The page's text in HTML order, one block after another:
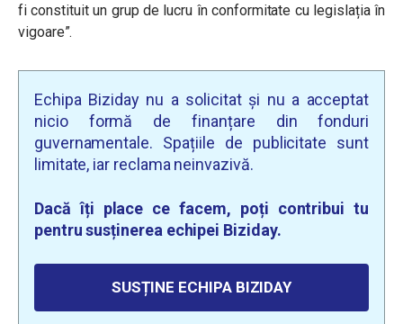
fi constituit un grup de lucru în conformitate cu legislația în
vigoare”.
Echipa Biziday nu a solicitat și nu a acceptat
nicio formă de finanțare din fonduri
guvernamentale. Spațiile de publicitate sunt
limitate, iar reclama neinvazivă.
Dacă îți place ce facem, poți contribui tu
pentru susținerea echipei Biziday.
SUSȚINE ECHIPA BIZIDAY